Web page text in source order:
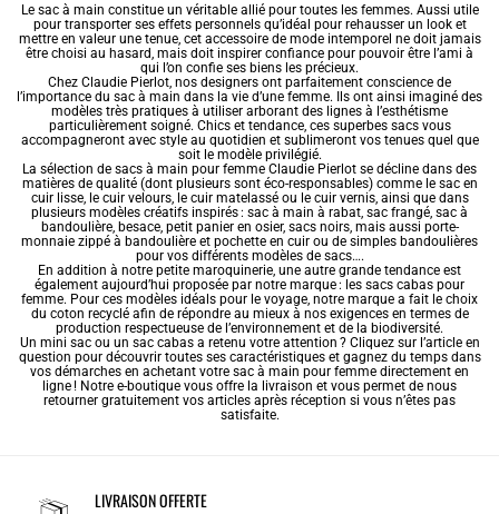
Le sac à main constitue un véritable allié pour toutes les femmes. Aussi utile
pour transporter ses effets personnels qu’idéal pour rehausser un look et
mettre en valeur une tenue, cet accessoire de mode intemporel ne doit jamais
être choisi au hasard, mais doit inspirer confiance pour pouvoir être l’ami à
qui l’on confie ses biens les précieux.
Chez Claudie Pierlot, nos designers ont parfaitement conscience de
l’importance du sac à main dans la vie d’une femme. Ils ont ainsi imaginé des
modèles très pratiques à utiliser arborant des lignes à l’esthétisme
particulièrement soigné. Chics et tendance, ces superbes sacs vous
accompagneront avec style au quotidien et sublimeront vos tenues quel que
soit le modèle privilégié.
La sélection de sacs à main pour femme Claudie Pierlot se décline dans des
matières de qualité (dont plusieurs sont éco-responsables) comme le sac en
cuirlisse, le cuir velours, le cuir matelassé ou le cuir vernis, ainsi que dans
plusieurs modèles créatifs inspirés : sac à main à rabat, sac frangé, sac à
bandoulière, besace, petit panier en osier, sacs noirs, mais aussi porte-
monnaie zippé à bandoulière et pochette en cuir ou de simples bandoulières
pour vos différents modèles de sacs….
En addition à notre petite maroquinerie , une autre grande tendance est
également aujourd’hui proposée par notre marque : les sacs cabas pour
femme. Pour ces modèles idéals pour le voyage, notre marque a fait le choix
du coton recyclé afin de répondre au mieux à nos exigences en termes de
production respectueuse de l’environnement et de la biodiversité.
Un mini sacou un sac cabasa retenu votre attention ? Cliquez sur l’article en
question pour découvrir toutes ses caractéristiques et gagnez du temps dans
vos démarches en achetant votre sac à main pour femme directement en
ligne ! Notre e-boutique vous offre la livraison et vous permet de nous
retourner gratuitement vos articles après réception si vous n’êtes pas
satisfaite.
LIVRAISON OFFERTE